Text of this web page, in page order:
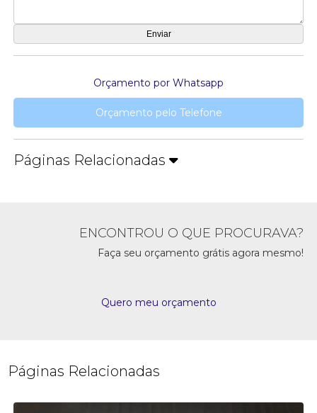
Orçamento por Whatsapp
Orçamento pelo Telefone
Páginas Relacionadas
ENCONTROU O QUE PROCURAVA?
Faça seu orçamento grátis agora mesmo!
Quero meu orçamento
Páginas Relacionadas